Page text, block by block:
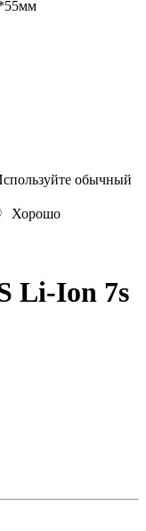
обычный
Хорошо
Li-Ion 7s